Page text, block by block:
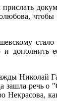
чтобы
стало
и дополнить
Николай
зашла речь о
Некрасова,